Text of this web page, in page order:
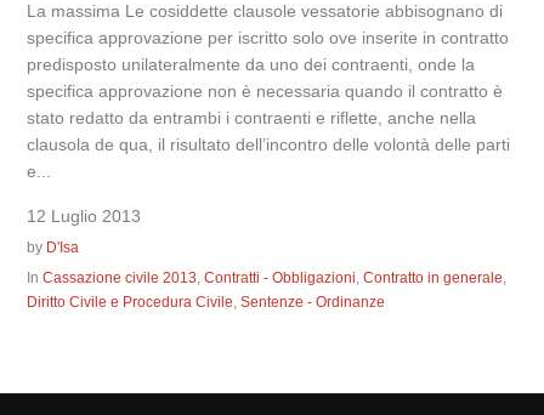
La massima Le cosiddette clausole vessatorie abbisognano di
specifica approvazione per iscritto solo ove inserite in contratto
predisposto unilateralmente da uno dei contraenti, onde la
specifica approvazione non è necessaria quando il contratto è
stato redatto da entrambi i contraenti e riflette, anche nella
clausola de qua, il risultato dell’incontro delle volontà delle parti
e...
12 Luglio 2013
by D'Isa
InCassazione civile 2013,Contratti - Obbligazioni,Contratto in generale,
Diritto Civile e Procedura Civile,Sentenze - Ordinanze